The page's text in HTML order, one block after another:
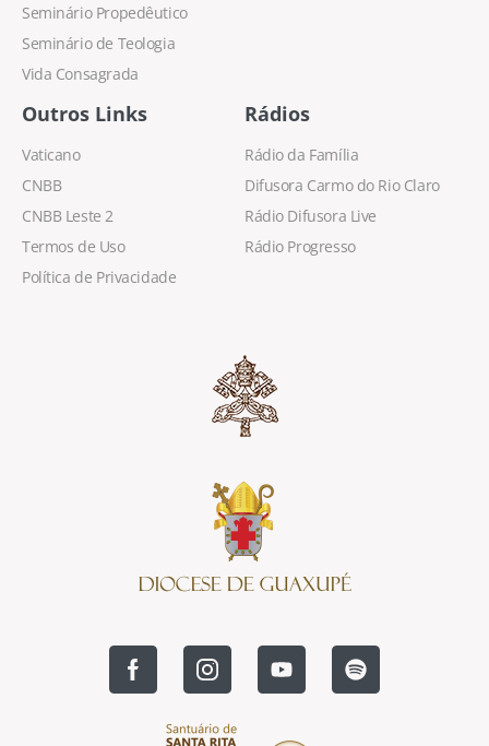
Seminário Propedêutico
Seminário de Teologia
Vida Consagrada
Outros Links
Vaticano
CNBB
CNBB Leste 2
Termos de Uso
Política de Privacidade
Rádios
Rádio da Família
Difusora Carmo do Rio Claro
Rádio Difusora Live
Rádio Progresso